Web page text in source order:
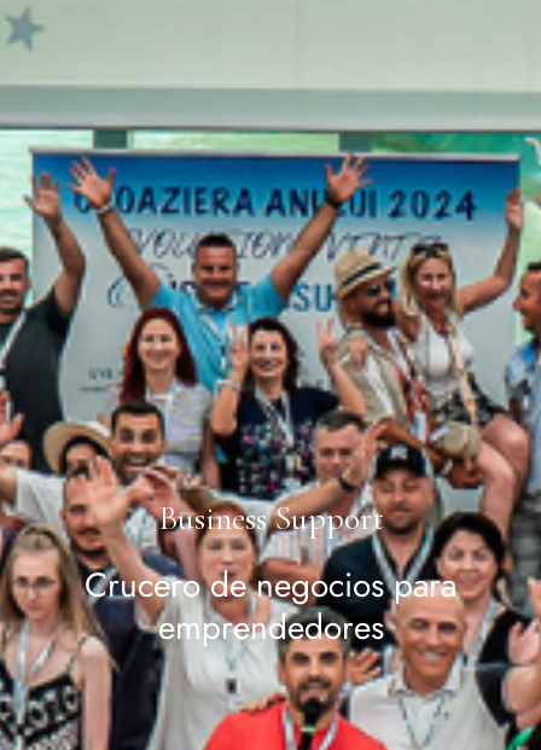
Business Support
Crucero de negocios para
emprendedores